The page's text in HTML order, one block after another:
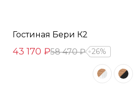
Гостиная Бери К2
43 170 ₽58 470 ₽ 26%